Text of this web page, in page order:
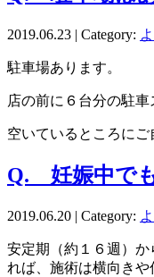
2019.06.23 | Category:
駐車場あります。
店の前に６台分の駐車
空いているところにご
Q. 妊娠中で
2019.06.20 | Category:
安定期（約１６週）
れば、施術は横向き